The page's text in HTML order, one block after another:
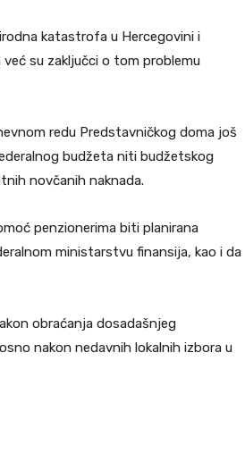
katastrofa u Hercegovini i
su zaključci o tom problemu
redu Predstavničkog doma još
budžeta niti budžetskog
novčanih naknada.
penzionerima biti planirana
ministarstvu finansija, kao i da
obraćanja dosadašnjeg
nakon nedavnih lokalnih izbora u